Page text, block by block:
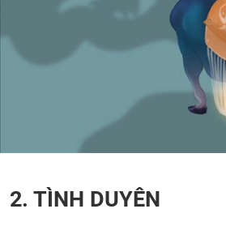
2. TÌNH DUYÊN